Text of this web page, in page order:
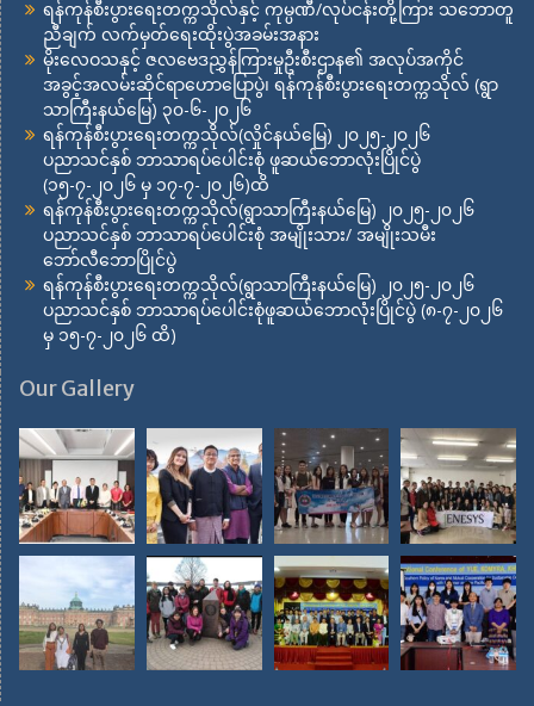
ရန်ကုန်စီးပွားရေးတက္ကသိုလ်နှင့် ကုမ္ပဏီ/လုပ်ငန်းတို့ကြား သဘောတူ
ညီချက် လက်မှတ်ရေးထိုးပွဲအခမ်းအနား
မိုးလေဝသနှင့် ဇလဗေဒညွှန်ကြားမှုဦးစီးဌာန၏ အလုပ်အကိုင်
အခွင့်အလမ်းဆိုင်ရာဟောပြောပွဲ၊ ရန်ကုန်စီးပွားရေးတက္ကသိုလ် (ရွာ
သာကြီးနယ်မြေ) ၃၀-၆-၂၀၂၆
ရန်ကုန်စီးပွားရေးတက္ကသိုလ်(လှိုင်နယ်မြေ) ၂၀၂၅-၂၀၂၆
ပညာသင်နှစ် ဘာသာရပ်ပေါင်းစုံ ဖူဆယ်ဘောလုံးပြိုင်ပွဲ
(၁၅-၇-၂၀၂၆ မှ ၁၇-၇-၂၀၂၆)ထိ
ရန်ကုန်စီးပွားရေးတက္ကသိုလ်(ရွာသာကြီးနယ်မြေ) ၂၀၂၅-၂၀၂၆
ပညာသင်နှစ် ဘာသာရပ်ပေါင်းစုံ အမျိုးသား/ အမျိုးသမီး
ဘော်လီဘောပြိုင်ပွဲ
ရန်ကုန်စီးပွားရေးတက္ကသိုလ်(ရွာသာကြီးနယ်မြေ) ၂၀၂၅-၂၀၂၆
ပညာသင်နှစ် ဘာသာရပ်ပေါင်းစုံဖူဆယ်ဘောလုံးပြိုင်ပွဲ (၈-၇-၂၀၂၆
မှ ၁၅-၇-၂၀၂၆ ထိ)
Our Gallery